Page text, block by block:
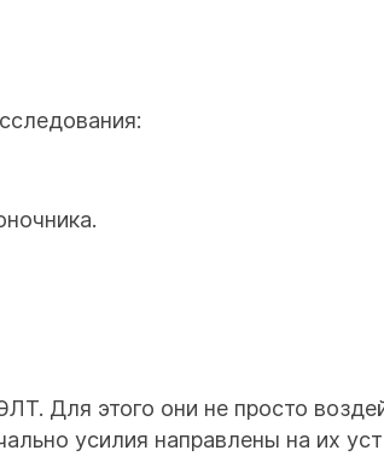
Для этого они не просто
усилия направлены на их